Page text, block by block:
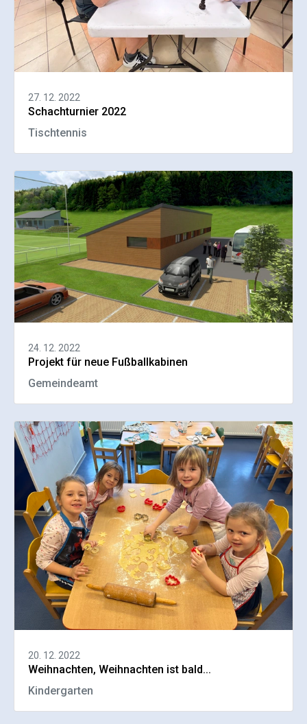
27. 12. 2022
Schachturnier 2022
Tischtennis
24. 12. 2022
Projekt für neue Fußballkabinen
Gemeindeamt
20. 12. 2022
Weihnachten, Weihnachten ist bald...
Kindergarten